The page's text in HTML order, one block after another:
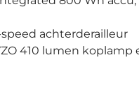
achterderailleur
410 lumen